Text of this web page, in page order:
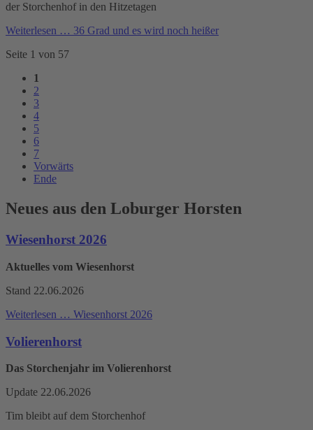
der Storchenhof in den Hitzetagen
Weiterlesen … 36 Grad und es wird noch heißer
Seite 1 von 57
1
2
3
4
5
6
7
Vorwärts
Ende
Neues aus den Loburger Horsten
Wiesenhorst 2026
Aktuelles vom Wiesenhorst
Stand 22.06.2026
Weiterlesen … Wiesenhorst 2026
Volierenhorst
Das Storchenjahr im Volierenhorst
Update 22.06.2026
Tim bleibt auf dem Storchenhof